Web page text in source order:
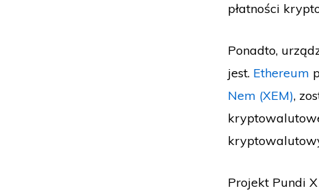
płatności
Ponadto,
jest. Ethereum
Nem (XEM),
Projekt Pundi